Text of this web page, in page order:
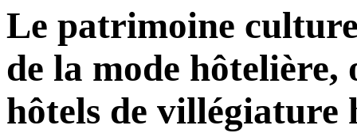
Le patrimoine
de la mode hôtelière,
hôtels de villégiature